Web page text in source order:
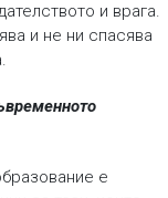
и врага.
и не ни спасява
е